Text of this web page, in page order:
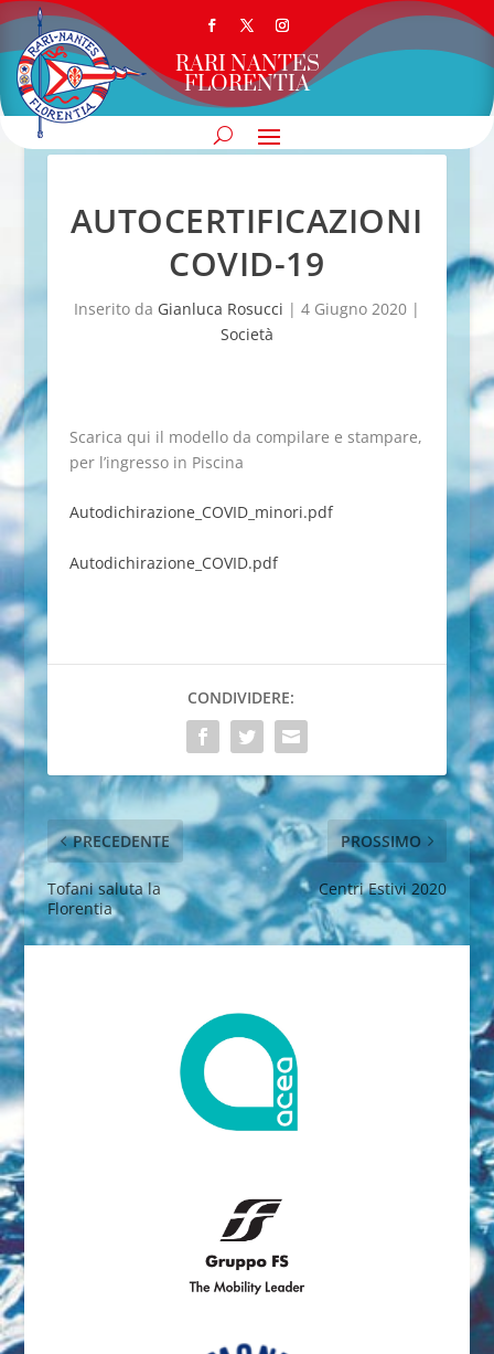
RARI NANTES
FLORENTIA
AUTOCERTIFICAZIONI
COVID-19
Inserito da Gianluca Rosucci | 4 Giugno 2020|
Società
Scarica qui il modello da compilare e stampare,
per l’ingresso in Piscina
Autodichirazione_COVID_minori.pdf
Autodichirazione_COVID.pdf
CONDIVIDERE:
PRECEDENTE
Tofani saluta la
Florentia
PROSSIMO
Centri Estivi 2020